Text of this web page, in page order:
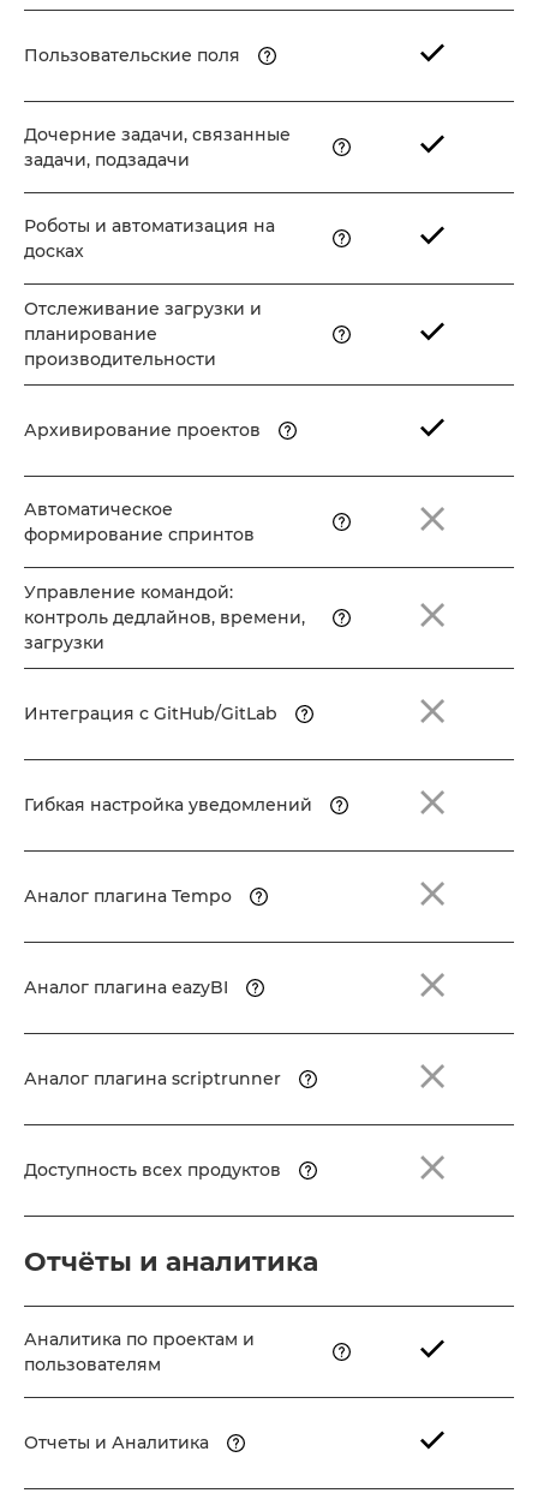
Пользовательские поля
Дочерние задачи, связанные
задачи, подзадачи
Роботы и автоматизация на
досках
Отслеживание загрузки и
планирование
производительности
Архивирование проектов
Автоматическое
формирование спринтов
Управление командой:
контроль дедлайнов, времени,
загрузки
Интеграция с GitHub/GitLab
Гибкая настройка уведомлений
Аналог плагина Tempo
Аналог плагина eazyBI
Аналог плагина scriptrunner
Доступность всех продуктов
Отчёты и аналитика
Аналитика по проектам и
пользователям
Отчеты и Аналитика